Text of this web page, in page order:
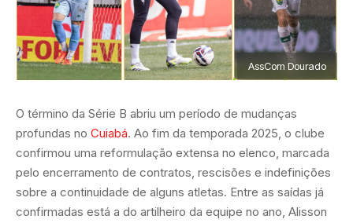
AssCom Dourado
O término da Série B abriu um período de mudanças
profundas no Cuiabá. Ao fim da temporada 2025, o clube
confirmou uma reformulação extensa no elenco, marcada
pelo encerramento de contratos, rescisões e indefinições
sobre a continuidade de alguns atletas. Entre as saídas já
confirmadas está a do artilheiro da equipe no ano, Alisson